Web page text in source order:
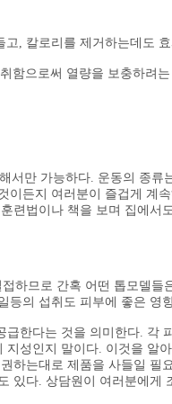
, 칼로리를 제거하는데도
함으로써 열량을 보충하려
서만 가능하다. 운동의 종류
이든지 여러분이 즐겁게 계
련법이나 책을 보며 집에서
하므로 간혹 어떤 톱모델들
등의 섭취도 피부에 좋은 영
한다는 것을 의미한다. 각
성인지 말이다. 이것을 알
하는대로 제품을 사들일 필
있다. 상담원이 여러분에게